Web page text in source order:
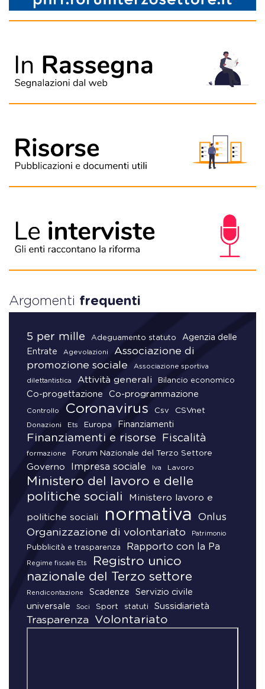
Argomenti frequenti
5 per mille Adeguamento statuto
Agenzia delle
Entrate
Agevolazioni
Associazione di
promozione sociale
Associazione sportiva
dilettantistica Attività generali Bilancio economico
Co-progettazione Co-programmazione
Controllo Coronavirus Csv CSVnet
Donazioni Ets Europa Finanziamenti
Finanziamenti e risorse Fiscalità
formazione Forum Nazionale del Terzo Settore
Governo Impresa sociale Iva Lavoro
Ministero del lavoro e delle
politiche sociali
Ministero lavoro e
politiche sociali normativa Onlus
Organizzazione di volontariato Patrimonio
Pubblicità e trasparenza Rapporto con la Pa
Regime fiscale Ets
Registro unico
nazionale del Terzo settore
Rendicontazione Scadenze
Servizio civile
universale
Soci Sport statuti Sussidiarietà
Trasparenza Volontariato